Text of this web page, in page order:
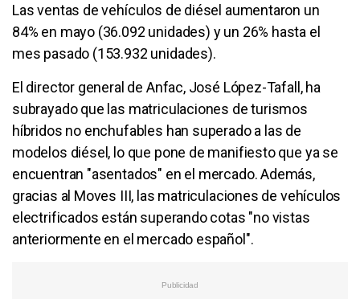
Las ventas de vehículos de diésel aumentaron un
84% en mayo (36.092 unidades) y un 26% hasta el
mes pasado (153.932 unidades).
El director general de Anfac, José López-Tafall, ha
subrayado que las matriculaciones de turismos
híbridos no enchufables han superado a las de
modelos diésel, lo que pone de manifiesto que ya se
encuentran "asentados" en el mercado. Además,
gracias al Moves III, las matriculaciones de vehículos
electrificados están superando cotas "no vistas
anteriormente en el mercado español".